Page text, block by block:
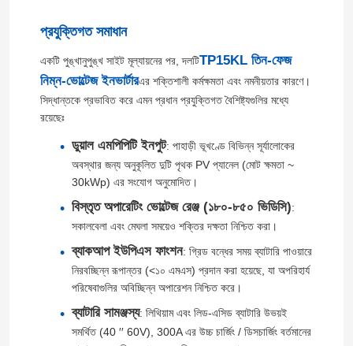
প্রযুক্তিগত সমাধান
একটি পুঙ্খানুপুঙ্খ সাইট মূল্যায়নের পর, দলটিTP15KL তিন-ফেজ
নিম্ন-ভোল্টেজ ইনভার্টারএর শক্তিশালী কর্মক্ষমতা এবং নমনীয়তার কারণে।
সিদ্ধান্তকে প্রভাবিত করে এমন প্রধান প্রযুক্তিগত বৈশিষ্ট্যগুলির মধ্যে
রয়েছেঃ
ডুয়াল এমপিপিটি ইনপুট: পাহাড়ী ভূখণ্ডে বিভিন্ন সূর্যালোকের
অবস্থার জন্য অনুকূলিত দুটি পৃথক PV প্যানেল (মোট ক্ষমতা ~
30kWp) এর সংযোগ অনুমোদিত।
বিস্তৃত অপারেটিং ভোল্টেজ রেঞ্জ (১৮০-৮৫০ ভিডিসি):
সকালবেলা এবং মেঘলা সময়েও শক্তির দক্ষতা নিশ্চিত করা।
ব্যাকআপ ইউপিএস ফাংশন: গ্রিড বন্ধের সময় ব্যাটারি পাওয়ারে
নিরবচ্ছিন্ন রূপান্তর (<১০ এমএস) প্রদান করা হয়েছে, যা অপরিহার্য
পরিষেবাগুলির অবিচ্ছিন্ন অপারেশন নিশ্চিত করে।
ব্যাটারি সামঞ্জস্য: লিথিয়াম এবং লিড-এসিড ব্যাটারি উভয়ই
সমর্থিত (40 ′′ 60V), 300A এর উচ্চ চার্জিং / ডিসচার্জিং বর্তমানের